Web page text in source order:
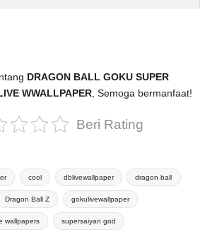
DRAGON BALL GOKU SUPER
WWALLPAPER , Semoga bermanfaat!
Beri Rating
cool dblivewallpaper dragon ball
Dragon Ball Z gokulivewallpaper
wallpapers supersaiyan god